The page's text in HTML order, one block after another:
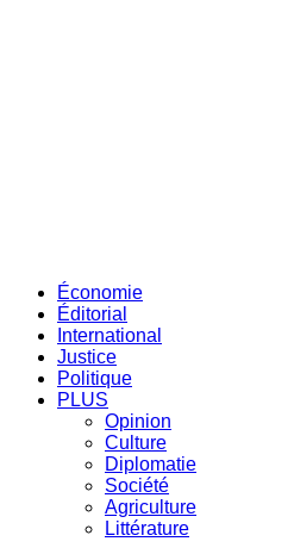
Économie
Éditorial
International
Justice
Politique
PLUS
Opinion
Culture
Diplomatie
Société
Agriculture
Littérature